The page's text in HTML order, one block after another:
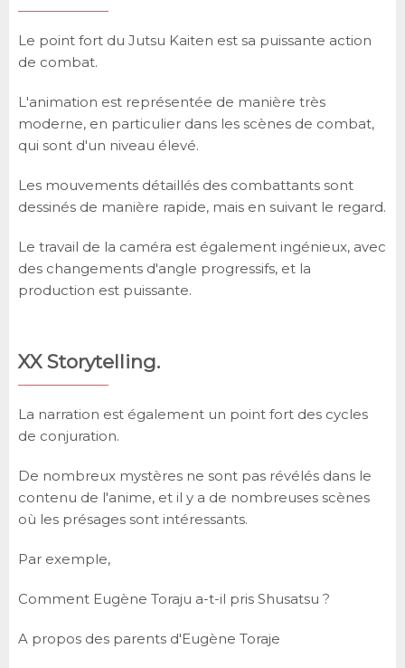
Le point fort du Jutsu Kaiten est sa puissante action
de combat.
L'animation est représentée de manière très
moderne, en particulier dans les scènes de combat,
qui sont d'un niveau élevé.
Les mouvements détaillés des combattants sont
dessinés de manière rapide, mais en suivant le regard.
Le travail de la caméra est également ingénieux, avec
des changements d'angle progressifs, et la
production est puissante.
XX Storytelling.
La narration est également un point fort des cycles
de conjuration.
De nombreux mystères ne sont pas révélés dans le
contenu de l'anime, et il y a de nombreuses scènes
où les présages sont intéressants.
Par exemple,
Comment Eugène Toraju a-t-il pris Shusatsu ?
A propos des parents d'Eugène Toraje